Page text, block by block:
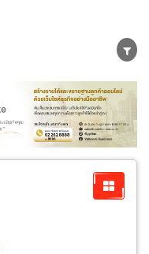
ตัวแทนจัดจำหน่าย